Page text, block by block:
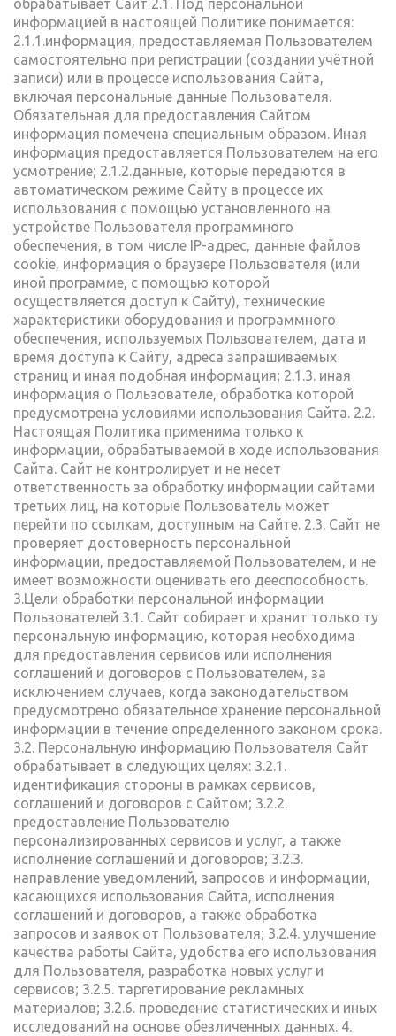
обрабатывает Сайт 2.1. Под персональной
информацией в настоящей Политике понимается:
2.1.1.информация, предоставляемая Пользователем
самостоятельно при регистрации (создании учётной
записи) или в процессе использования Сайта,
включая персональные данные Пользователя.
Обязательная для предоставления Сайтом
информация помечена специальным образом. Иная
информация предоставляется Пользователем на его
усмотрение; 2.1.2.данные, которые передаются в
автоматическом режиме Сайту в процессе их
использования с помощью установленного на
устройстве Пользователя программного
обеспечения, в том числе IP-адрес, данные файлов
cookie, информация о браузере Пользователя (или
иной программе, с помощью которой
осуществляется доступ к Сайту), технические
характеристики оборудования и программного
обеспечения, используемых Пользователем, дата и
время доступа к Сайту, адреса запрашиваемых
страниц и иная подобная информация; 2.1.3. иная
информация о Пользователе, обработка которой
предусмотрена условиями использования Сайта. 2.2.
Настоящая Политика применима только к
информации, обрабатываемой в ходе использования
Сайта. Сайт не контролирует и не несет
ответственность за обработку информации сайтами
третьих лиц, на которые Пользователь может
перейти по ссылкам, доступным на Сайте. 2.3. Сайт не
проверяет достоверность персональной
информации, предоставляемой Пользователем, и не
имеет возможности оценивать его дееспособность.
3.Цели обработки персональной информации
Пользователей 3.1. Сайт собирает и хранит только ту
персональную информацию, которая необходима
для предоставления сервисов или исполнения
соглашений и договоров с Пользователем, за
исключением случаев, когда законодательством
предусмотрено обязательное хранение персональной
информации в течение определенного законом срока.
3.2. Персональную информацию Пользователя Сайт
обрабатывает в следующих целях: 3.2.1.
идентификация стороны в рамках сервисов,
соглашений и договоров с Сайтом; 3.2.2.
предоставление Пользователю
персонализированных сервисов и услуг, а также
исполнение соглашений и договоров; 3.2.3.
направление уведомлений, запросов и информации,
касающихся использования Сайта, исполнения
соглашений и договоров, а также обработка
запросов и заявок от Пользователя; 3.2.4. улучшение
качества работы Сайта, удобства его использования
для Пользователя, разработка новых услуг и
сервисов; 3.2.5. таргетирование рекламных
материалов; 3.2.6. проведение статистических и иных
исследований на основе обезличенных данных. 4.